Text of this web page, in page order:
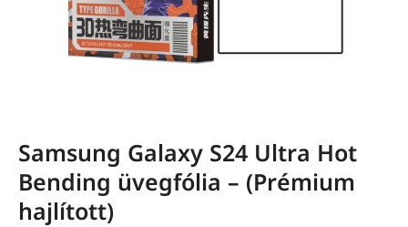
Samsung Galaxy S24 Ultra Hot
Bending üvegfólia – (Prémium
hajlított)